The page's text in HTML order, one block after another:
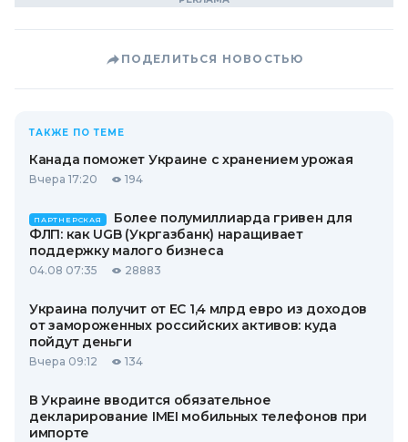
ПОДЕЛИТЬСЯ НОВОСТЬЮ
ТАКЖЕ ПО ТЕМЕ
Канада поможет Украине с хранением урожая
Вчера 17:20 194
ПАРТНЕРСКАЯ
Более полумиллиарда гривен для
ФЛП: как UGB (Укргазбанк) наращивает
поддержку малого бизнеса
04.08 07:35 28883
Украина получит от ЕС 1,4 млрд евро из доходов
от замороженных российских активов: куда
пойдут деньги
Вчера 09:12 134
В Украине вводится обязательное
декларирование IMEI мобильных телефонов при
импорте